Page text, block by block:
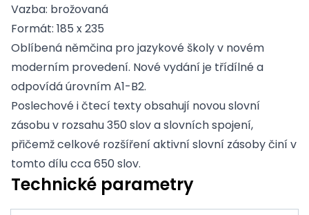
Vazba: brožovaná
Formát: 185 x 235
Oblíbená němčina pro jazykové školy v novém
moderním provedení. Nové vydání je třídílné a
odpovídá úrovním A1-B2.
Poslechové i čtecí texty obsahují novou slovní
zásobu v rozsahu 350 slov a slovních spojení,
přičemž celkové rozšíření aktivní slovní zásoby činí v
tomto dílu cca 650 slov.
Technické parametry